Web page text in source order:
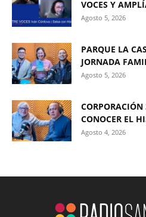
VOCES Y
Agosto 5, 2026
PARQUE LA
JORNADA
Agosto 5, 2026
CONOCER EL
Agosto 4, 2026